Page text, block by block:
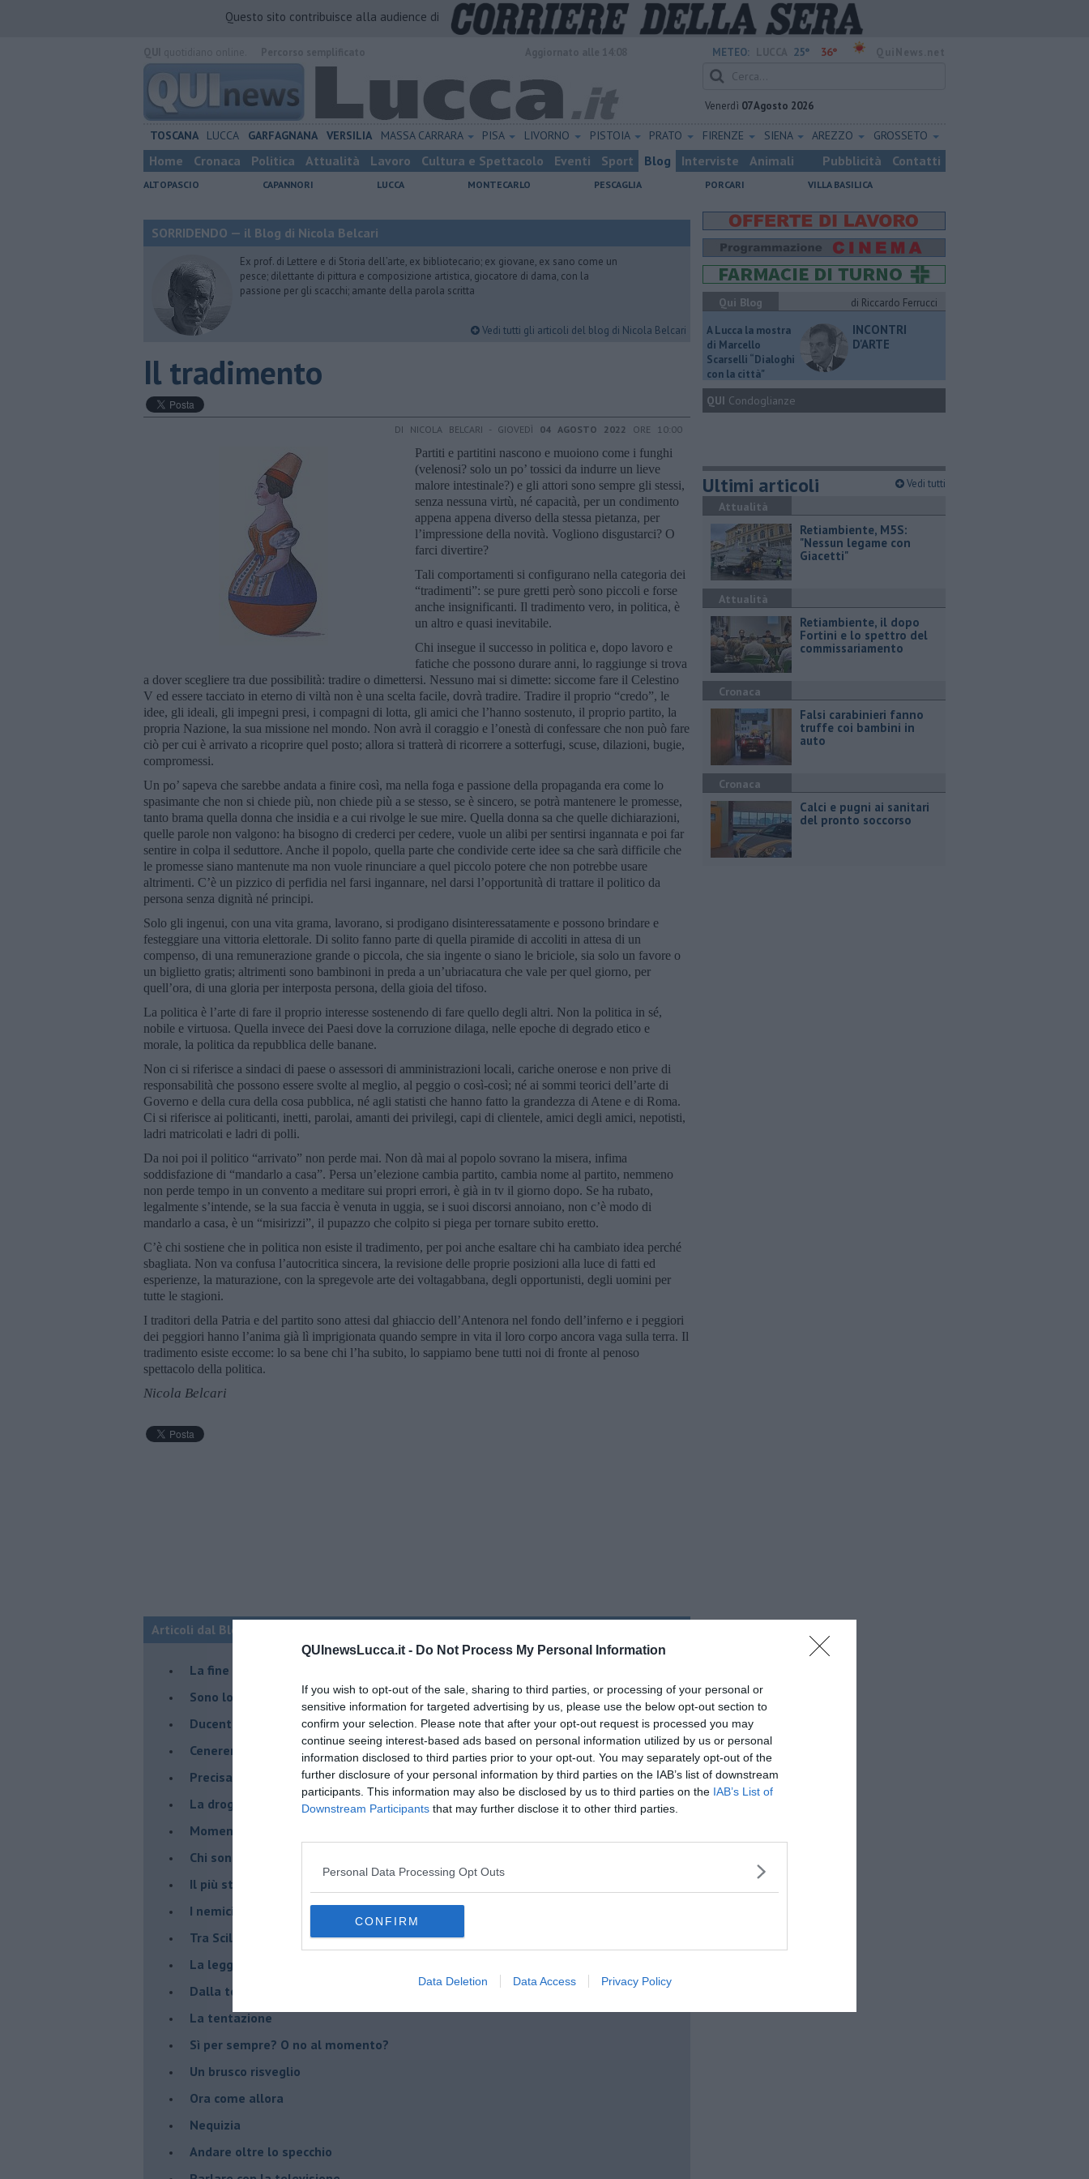
QUInewsLucca.it - Do Not Process My Personal Information
If you wish to opt-out of the sale, sharing to third parties, or processing of your personal or
sensitive information for targeted advertising by us, please use the below opt-out section to
confirm your selection. Please note that after your opt-out request is processed you may
continue seeing interest-based ads based on personal information utilized by us or personal
information disclosed to third parties prior to your opt-out. You may separately opt-out of the
further disclosure of your personal information by third parties on the IAB’s list of downstream
participants. This information may also be disclosed by us to third parties on the IAB’s List of
Downstream Participants that may further disclose it to other third parties.
Personal Data Processing Opt Outs
CONFIRM
Data Deletion Data Access Privacy Policy
Questo sito contribuisce alla audience di
METEO: 25° 36°
Venerdì 07 Agosto 2026
TOSCANA LUCCA GARFAGNANA VERSILIA MASSA CARRARA PISA LIVORNO PISTOIA PRATO FIRENZE SIENA AREZZO GROSSETO
Home Cronaca Politica Attualità Lavoro Cultura e Spettacolo Eventi Sport Blog Interviste Animali Pubblicità Contatti
ALTOPASCIO CAPANNORI LUCCA MONTECARLO PESCAGLIA PORCARI VILLA BASILICA
SORRIDENDO — il Blog di Nicola Belcari
Ex prof. di Lettere e di Storia dell’arte, ex bibliotecario; ex giovane, ex sano come un
pesce; dilettante di pittura e composizione artistica, giocatore di dama, con la
passione per gli scacchi; amante della parola scritta
Vedi tutti gli articoli del blog di Nicola Belcari
Il tradimento
DI NICOLA BELCARI - GIOVEDÌ 04 AGOSTO 2022 ORE 10:00
Partiti e partitini nascono e muoiono come i funghi
(velenosi? solo un po’ tossici da indurre un lieve
malore intestinale?) e gli attori sono sempre gli stessi,
senza nessuna virtù, né capacità, per un condimento
appena appena diverso della stessa pietanza, per
l’impressione della novità. Vogliono disgustarci? O
farci divertire?
Tali comportamenti si configurano nella categoria dei
“tradimenti”: se pure gretti però sono piccoli e forse
anche insignificanti. Il tradimento vero, in politica, è
un altro e quasi inevitabile.
Chi insegue il successo in politica e, dopo lavoro e
fatiche che possono durare anni, lo raggiunge si trova
a dover scegliere tra due possibilità: tradire o dimettersi. Nessuno mai si dimette: siccome fare il Celestino
V ed essere tacciato in eterno di viltà non è una scelta facile, dovrà tradire. Tradire il proprio “credo”, le
idee, gli ideali, gli impegni presi, i compagni di lotta, gli amici che l’hanno sostenuto, il proprio partito, la
propria Nazione, la sua missione nel mondo. Non avrà il coraggio e l’onestà di confessare che non può fare
ciò per cui è arrivato a ricoprire quel posto; allora si tratterà di ricorrere a sotterfugi, scuse, dilazioni, bugie,
compromessi.
Un po’ sapeva che sarebbe andata a finire così, ma nella foga e passione della propaganda era come lo
spasimante che non si chiede più, non chiede più a se stesso, se è sincero, se potrà mantenere le promesse,
tanto brama quella donna che insidia e a cui rivolge le sue mire. Quella donna sa che quelle dichiarazioni,
quelle parole non valgono: ha bisogno di crederci per cedere, vuole un alibi per sentirsi ingannata e poi far
sentire in colpa il seduttore. Anche il popolo, quella parte che condivide certe idee sa che sarà difficile che
le promesse siano mantenute ma non vuole rinunciare a quel piccolo potere che non potrebbe usare
altrimenti. C’è un pizzico di perfidia nel farsi ingannare, nel darsi l’opportunità di trattare il politico da
persona senza dignità né principi.
Solo gli ingenui, con una vita grama, lavorano, si prodigano disinteressatamente e possono brindare e
festeggiare una vittoria elettorale. Di solito fanno parte di quella piramide di accoliti in attesa di un
compenso, di una remunerazione grande o piccola, che sia ingente o siano le briciole, sia solo un favore o
un biglietto gratis; altrimenti sono bambinoni in preda a un’ubriacatura che vale per quel giorno, per
quell’ora, di una gloria per interposta persona, della gioia del tifoso.
La politica è l’arte di fare il proprio interesse sostenendo di fare quello degli altri. Non la politica in sé,
nobile e virtuosa. Quella invece dei Paesi dove la corruzione dilaga, nelle epoche di degrado etico e
morale, la politica da repubblica delle banane.
Non ci si riferisce a sindaci di paese o assessori di amministrazioni locali, cariche onerose e non prive di
responsabilità che possono essere svolte al meglio, al peggio o così-così; né ai sommi teorici dell’arte di
Governo e della cura della cosa pubblica, né agli statisti che hanno fatto la grandezza di Atene e di Roma.
Ci si riferisce ai politicanti, inetti, parolai, amanti dei privilegi, capi di clientele, amici degli amici, nepotisti,
ladri matricolati e ladri di polli.
Da noi poi il politico “arrivato” non perde mai. Non dà mai al popolo sovrano la misera, infima
soddisfazione di “mandarlo a casa”. Persa un’elezione cambia partito, cambia nome al partito, nemmeno
non perde tempo in un convento a meditare sui propri errori, è già in tv il giorno dopo. Se ha rubato,
legalmente s’intende, se la sua faccia è venuta in uggia, se i suoi discorsi annoiano, non c’è modo di
mandarlo a casa, è un “misirizzi”, il pupazzo che colpito si piega per tornare subito eretto.
C’è chi sostiene che in politica non esiste il tradimento, per poi anche esaltare chi ha cambiato idea perché
sbagliata. Non va confusa l’autocritica sincera, la revisione delle proprie posizioni alla luce di fatti ed
esperienze, la maturazione, con la spregevole arte dei voltagabbana, degli opportunisti, degli uomini per
tutte le stagioni.
I traditori della Patria e del partito sono attesi dal ghiaccio dell’Antenora nel fondo dell’inferno e i peggiori
dei peggiori hanno l’anima già lì imprigionata quando sempre in vita il loro corpo ancora vaga sulla terra. Il
tradimento esiste eccome: lo sa bene chi l’ha subito, lo sappiamo bene tutti noi di fronte al penoso
spettacolo della politica.
Nicola Belcari
Articoli dal Blog “Sorridendo” di Nicola Belcari
La fine del mondo
Sono loro
Ducentocinquanta candel... otti
Cenerentola, la escort
Precisazioni
La droga del potere
Momenti (e immedesimazione)
Chi sono?
Il più stupido dei mondi possibili
I nemici della verità
Tra Scilla e Cariddi
La legge del più forte
Dalla terra alla luna
La tentazione
​Sì per sempre? O no al momento?
Un brusco risveglio
Ora come allora
Nequizia
Andare oltre lo specchio
Qui Blog
di Riccardo Ferrucci
A Lucca la mostra
di Marcello
Scarselli “Dialoghi
con la città"
INCONTRI
D'ARTE
QUI Condoglianze
Ultimi articoli Vedi tutti
Attualità
Retiambiente, M5S:
"Nessun legame con
Giacetti"
Attualità
Retiambiente, il dopo
Fortini e lo spettro del
commissariamento
Cronaca
Falsi carabinieri fanno
truffe coi bambini in
auto
Cronaca
Calci e pugni ai sanitari
del pronto soccorso